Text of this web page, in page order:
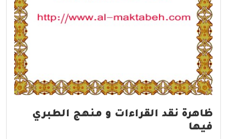
ظاهرة نقد القراءات و منهج الطبري
فيها